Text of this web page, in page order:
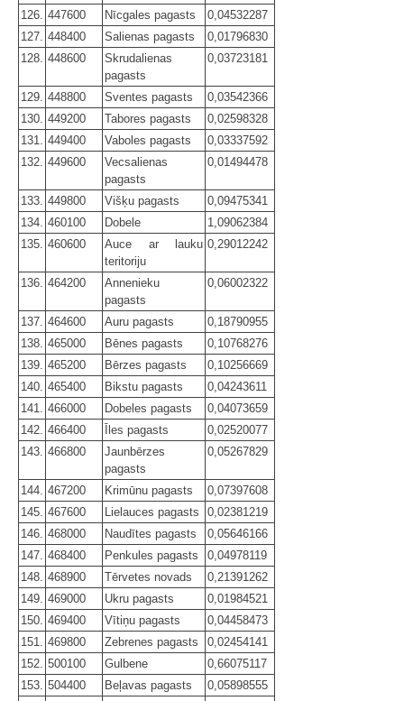
126. 447600 Nīcgales pagasts
0,04532287
127. 448400 Salienas pagasts
0,01796830
128. 448600
Skrudalienas
pagasts
0,03723181
129. 448800 Sventes pagasts
0,03542366
130. 449200 Tabores pagasts
0,02598328
131.
449400 Vaboles pagasts
0,03337592
132. 449600
Vecsalienas
pagasts
0,01494478
133. 449800 Višķu pagasts
0,09475341
134. 460100 Dobele
1,09062384
135. 460600
Auce ar lauku
teritoriju
0,29012242
136. 464200
Annenieku
pagasts
0,06002322
137. 464600 Auru pagasts
0,18790955
138. 465000 Bēnes pagasts
0,10768276
139. 465200 Bērzes pagasts
0,10256669
140. 465400 Bikstu pagasts
0,04243611
141.
466000 Dobeles pagasts
0,04073659
142. 466400 Īles pagasts
0,02520077
143. 466800
Jaunbērzes
pagasts
0,05267829
144. 467200 Krimūnu pagasts
0,07397608
145. 467600 Lielauces pagasts
0,02381219
146. 468000 Naudītes pagasts
0,05646166
147. 468400 Penkules pagasts
0,04978119
148. 468900 Tērvetes novads
0,21391262
149. 469000 Ukru pagasts
0,01984521
150. 469400 Vītiņu pagasts
0,04458473
151.
469800 Zebrenes pagasts
0,02454141
152. 500100 Gulbene
0,66075117
153. 504400 Beļavas pagasts
0,05898555